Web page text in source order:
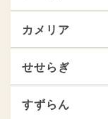
カメリア
せせらぎ
すずらん